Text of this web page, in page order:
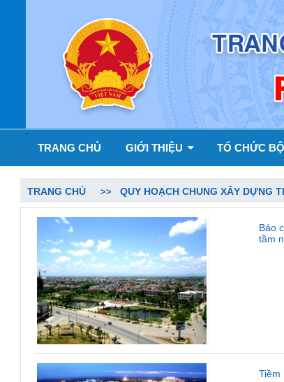
'
TRANG CHỦ GIỚI THIỆU TỔ CHỨC
TRANG CHỦ QUY HOẠCH CHUNG XÂY DỰNG
Báo
tầm
Tiềm